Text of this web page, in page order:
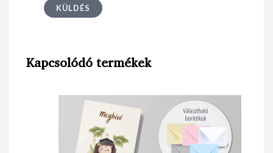
Kapcsolódó termékek